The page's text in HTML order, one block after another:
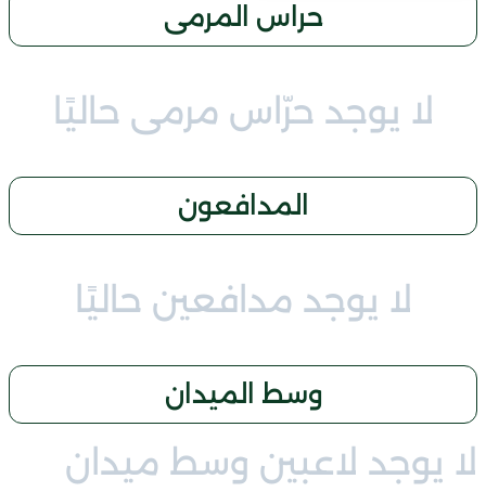
حراس المرمى
لا يوجد حرّاس مرمى حاليًا
المدافعون
لا يوجد مدافعين حاليًا
وسط الميدان
لا يوجد لاعبين وسط ميدان